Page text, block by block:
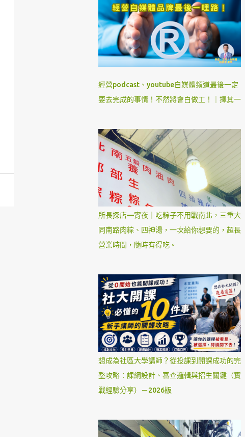
經營podcast、youtube自媒體頻道最後一定
要去完成的事情！不然將會白做工！｜擇其一
所長探店—宵夜｜吃粽子不用戰南北，三重大
同南路肉粽、四神湯，一次給你想要的，超長
營業時間，隨時有得吃。
想成為社區大學講師？從投課到開課成功的完
整攻略：課綱設計、審查邏輯與招生關鍵（實
戰經驗分享）－2026版